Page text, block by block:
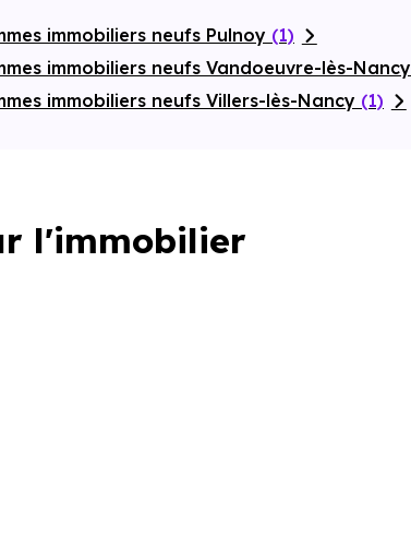
immobiliers neufs Pulnoy (1)
immobiliers neufs Vandoeuvre-lès-Nancy
immobiliers neufs Villers-lès-Nancy (1)
l'immobilier